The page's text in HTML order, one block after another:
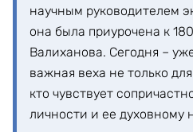
научным руководителем
она была приурочена к
Валиханова. Сегодня –
важная веха не только
кто чувствует
личности и ее духовному